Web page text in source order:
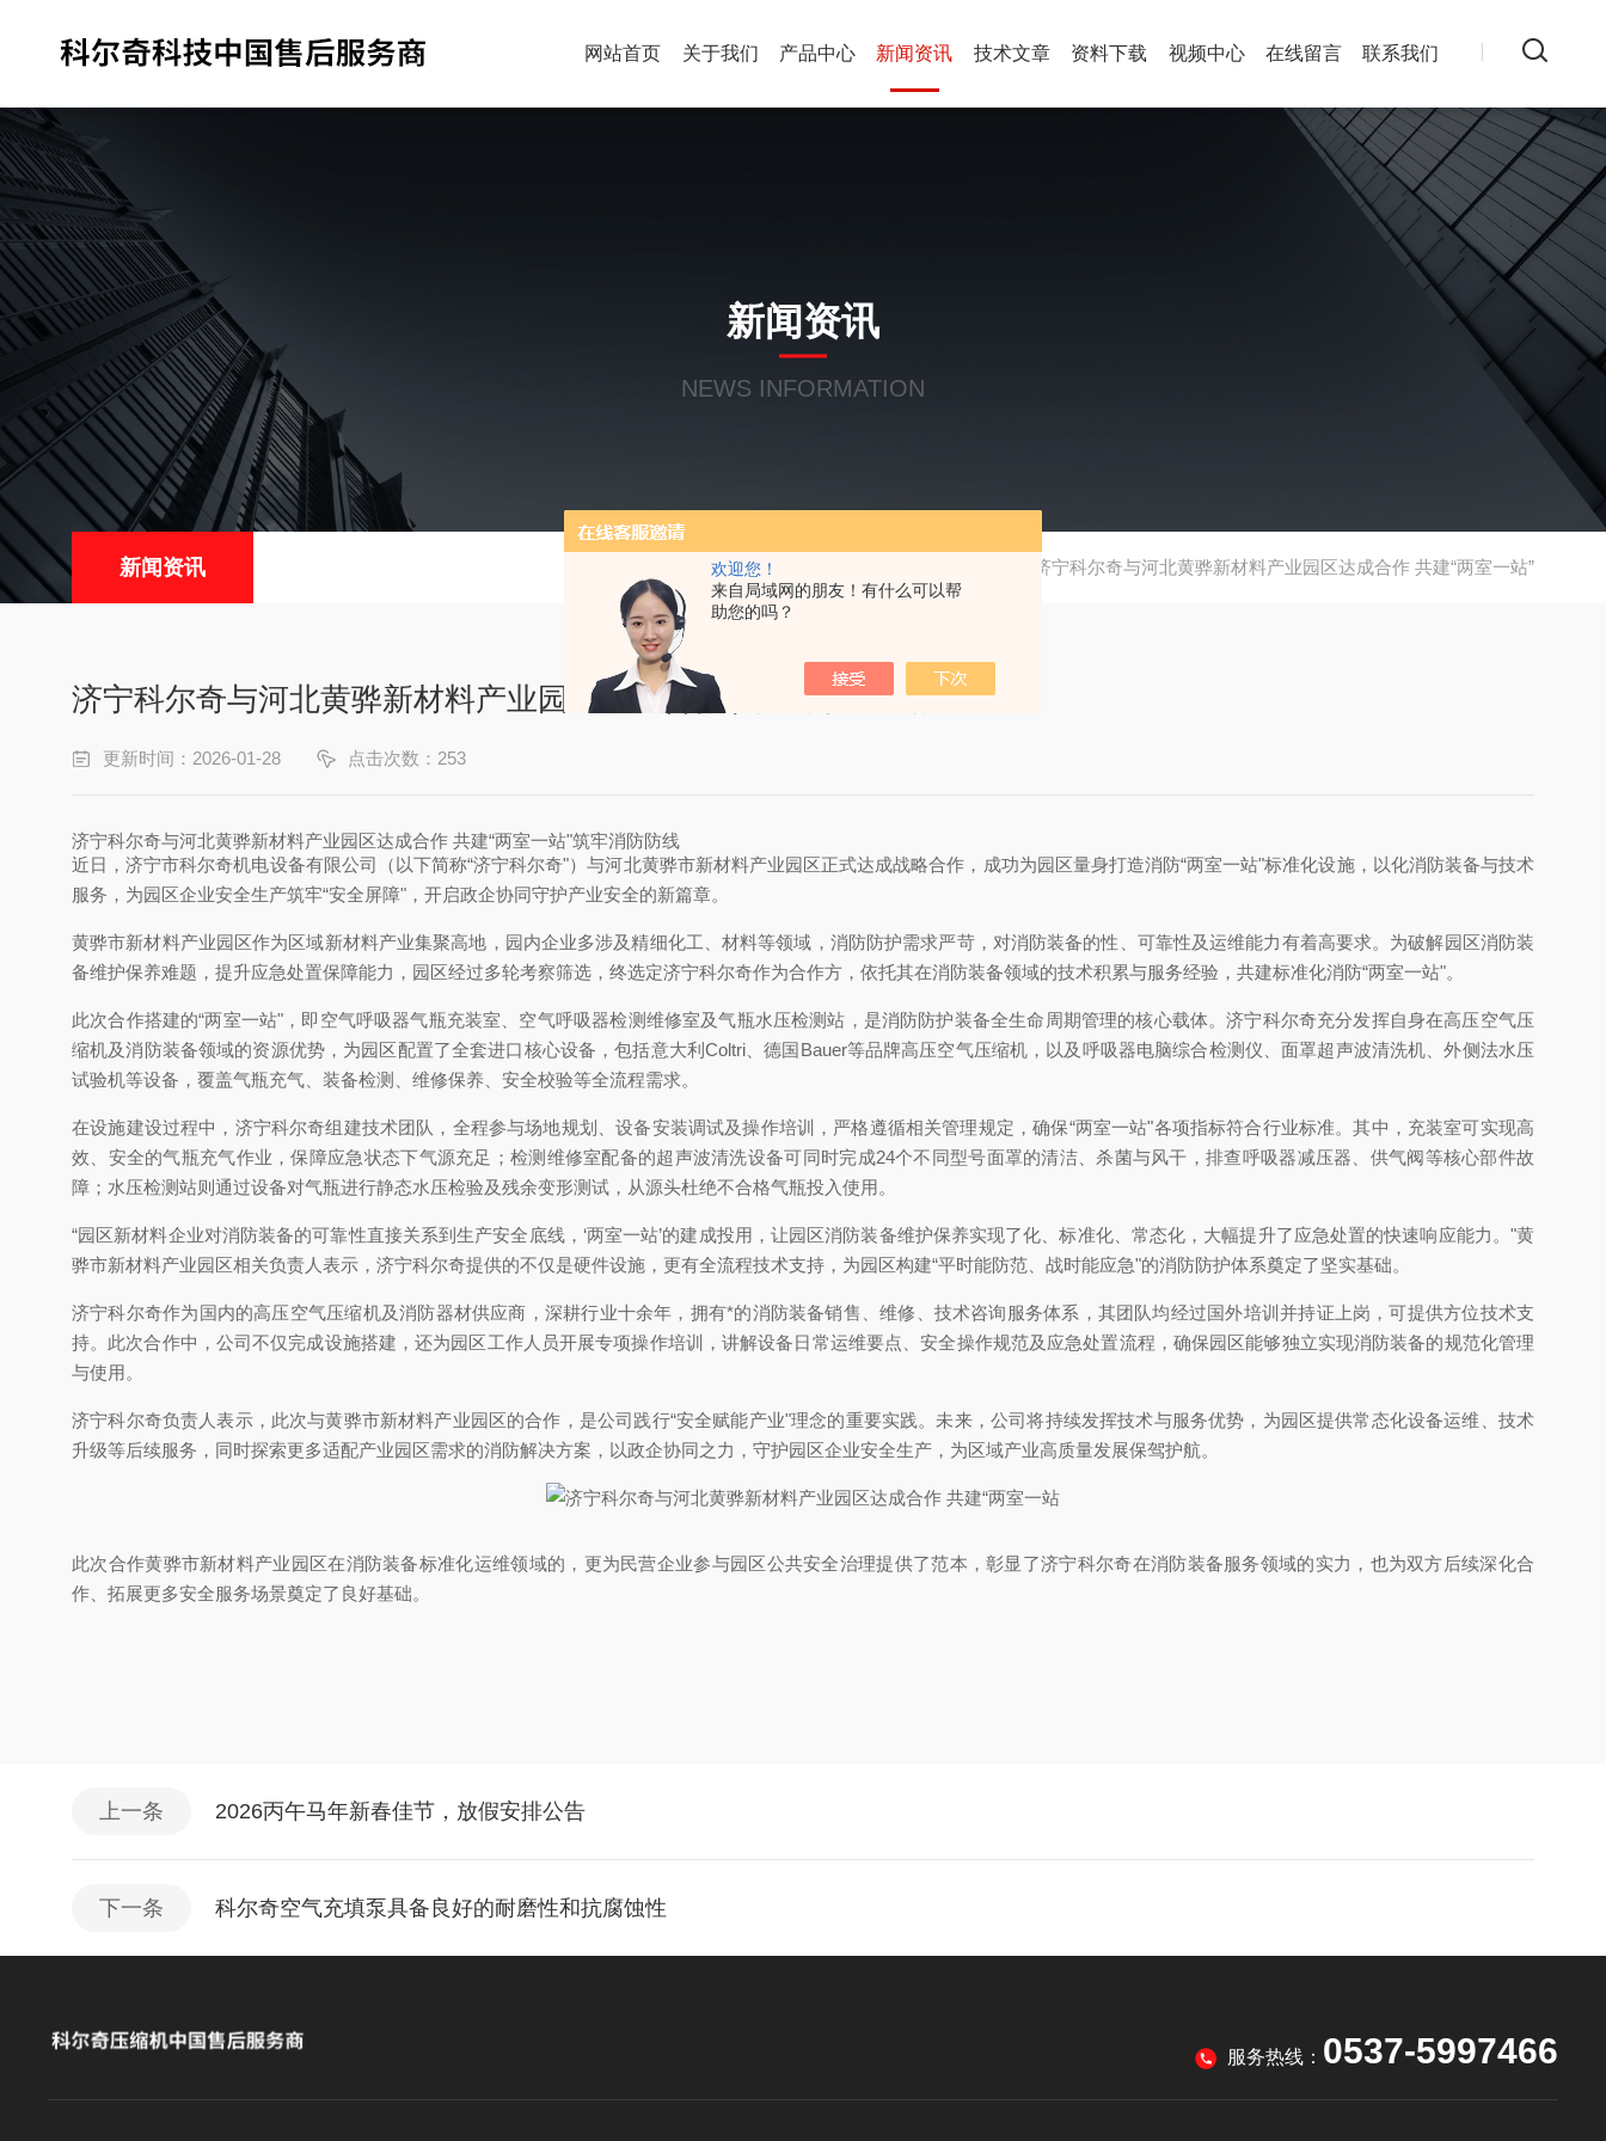
欢迎您！
来自局域网的朋友！有什么可以帮
助您的吗？
网站首页 关于我们 产品中心 新闻资讯 技术文章 资料下载 视频中心 在线留言 联系我们
新闻资讯
NEWS INFORMATION
新闻资讯 当前位置： 济宁科尔奇与河北黄骅新材料产业园区达成合作 共建“两室一站”
济宁科尔奇与河北黄骅新材料产业园区达成合作 共建“两室一站”
更新时间：2026-01-28 点击次数：253
济宁科尔奇与河北黄骅新材料产业园区达成合作 共建“两室一站"筑牢消防防线
近日，济宁市科尔奇机电设备有限公司（以下简称“济宁科尔奇"）与河北黄骅市新材料产业园区正式达成战略合作，成功为园区量身打造消防“两室一站"标准化设施，以化消防装备与技术
服务，为园区企业安全生产筑牢“安全屏障"，开启政企协同守护产业安全的新篇章。
黄骅市新材料产业园区作为区域新材料产业集聚高地，园内企业多涉及精细化工、材料等领域，消防防护需求严苛，对消防装备的性、可靠性及运维能力有着高要求。为破解园区消防装
备维护保养难题，提升应急处置保障能力，园区经过多轮考察筛选，终选定济宁科尔奇作为合作方，依托其在消防装备领域的技术积累与服务经验，共建标准化消防“两室一站"。
此次合作搭建的“两室一站"，即空气呼吸器气瓶充装室、空气呼吸器检测维修室及气瓶水压检测站，是消防防护装备全生命周期管理的核心载体。济宁科尔奇充分发挥自身在高压空气压
缩机及消防装备领域的资源优势，为园区配置了全套进口核心设备，包括意大利Coltri、德国Bauer等品牌高压空气压缩机，以及呼吸器电脑综合检测仪、面罩超声波清洗机、外侧法水压
试验机等设备，覆盖气瓶充气、装备检测、维修保养、安全校验等全流程需求。
在设施建设过程中，济宁科尔奇组建技术团队，全程参与场地规划、设备安装调试及操作培训，严格遵循相关管理规定，确保“两室一站"各项指标符合行业标准。其中，充装室可实现高
效、安全的气瓶充气作业，保障应急状态下气源充足；检测维修室配备的超声波清洗设备可同时完成24个不同型号面罩的清洁、杀菌与风干，排查呼吸器减压器、供气阀等核心部件故
障；水压检测站则通过设备对气瓶进行静态水压检验及残余变形测试，从源头杜绝不合格气瓶投入使用。
“园区新材料企业对消防装备的可靠性直接关系到生产安全底线，‘两室一站’的建成投用，让园区消防装备维护保养实现了化、标准化、常态化，大幅提升了应急处置的快速响应能力。"黄
骅市新材料产业园区相关负责人表示，济宁科尔奇提供的不仅是硬件设施，更有全流程技术支持，为园区构建“平时能防范、战时能应急"的消防防护体系奠定了坚实基础。
济宁科尔奇作为国内的高压空气压缩机及消防器材供应商，深耕行业十余年，拥有*的消防装备销售、维修、技术咨询服务体系，其团队均经过国外培训并持证上岗，可提供方位技术支
持。此次合作中，公司不仅完成设施搭建，还为园区工作人员开展专项操作培训，讲解设备日常运维要点、安全操作规范及应急处置流程，确保园区能够独立实现消防装备的规范化管理
与使用。
济宁科尔奇负责人表示，此次与黄骅市新材料产业园区的合作，是公司践行“安全赋能产业"理念的重要实践。未来，公司将持续发挥技术与服务优势，为园区提供常态化设备运维、技术
升级等后续服务，同时探索更多适配产业园区需求的消防解决方案，以政企协同之力，守护园区企业安全生产，为区域产业高质量发展保驾护航。
此次合作黄骅市新材料产业园区在消防装备标准化运维领域的，更为民营企业参与园区公共安全治理提供了范本，彰显了济宁科尔奇在消防装备服务领域的实力，也为双方后续深化合
作、拓展更多安全服务场景奠定了良好基础。
上一条 2026丙午马年新春佳节，放假安排公告
下一条 科尔奇空气充填泵具备良好的耐磨性和抗腐蚀性
服务热线： 0537-5997466